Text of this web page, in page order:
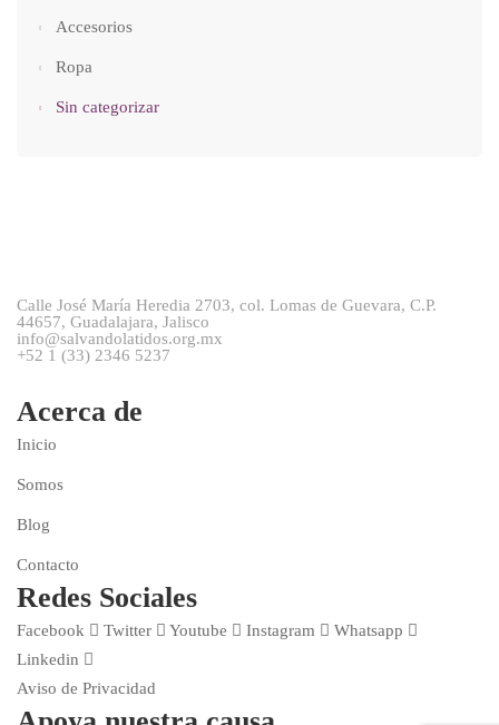
Accesorios
Ropa
Sin categorizar
Calle José María Heredia 2703, col. Lomas de Guevara, C.P.
44657, Guadalajara, Jalisco
info@salvandolatidos.org.mx
+52 1 (33) 2346 5237
Acerca de
Inicio
Somos
Blog
Contacto
Redes Sociales
Facebook Twitter Youtube Instagram
Whatsapp
Linkedin
Aviso de Privacidad